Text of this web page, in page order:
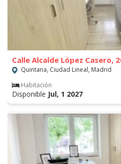
Calle Alcalde López Casero,
Quintana, Ciudad Lineal, Madrid
Habitación
Disponible Jul, 1 2027